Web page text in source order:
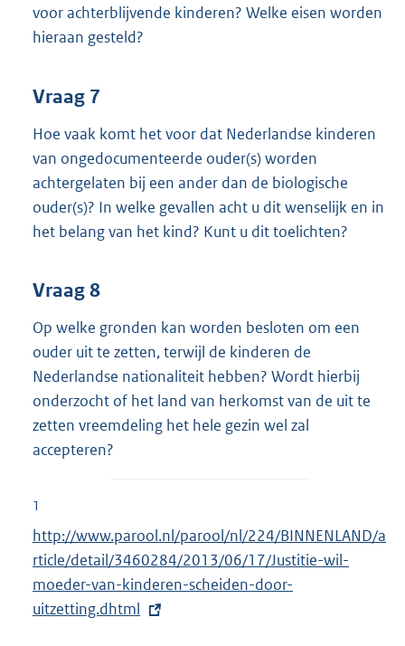
voor achterblijvende kinderen? Welke eisen worden
hieraan gesteld?
Vraag 7
Hoe vaak komt het voor dat Nederlandse kinderen
van ongedocumenteerde ouder(s) worden
achtergelaten bij een ander dan de biologische
ouder(s)? In welke gevallen acht u dit wenselijk en in
het belang van het kind? Kunt u dit toelichten?
Vraag 8
Op welke gronden kan worden besloten om een
ouder uit te zetten, terwijl de kinderen de
Nederlandse nationaliteit hebben? Wordt hierbij
onderzocht of het land van herkomst van de uit te
zetten vreemdeling het hele gezin wel zal
accepteren?
1
E
x
t
e
http://www.parool.nl/parool/nl/224/BINNENLAND/a
rticle/detail/3460284/2013/06/17/Justitie-wil-
moeder-van-kinderen-scheiden-door-
uitzetting.dhtml